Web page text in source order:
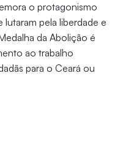
o protagonismo
pela liberdade e
da Abolição é
ao trabalho
para o Ceará ou